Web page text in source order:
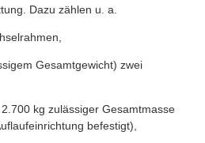
Dazu zählen u. a.
Gesamtgewicht) zwei
kg zulässiger Gesamtmasse
befestigt),